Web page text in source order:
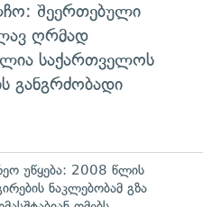
შეერთებული
ღრმად
საქართველოს
განგრძობადი
უწყება: 2008 წლის
ნაკლებობამ გზა